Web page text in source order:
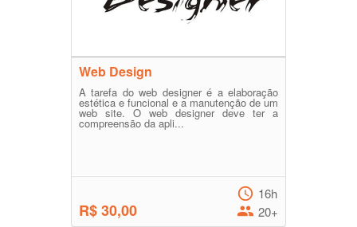
Web Design
A tarefa do web designer é a elaboração
estética e funcional e a manutenção de um
web site. O web designer deve ter a
compreensão da apli...
R$ 30,00
16h
20+